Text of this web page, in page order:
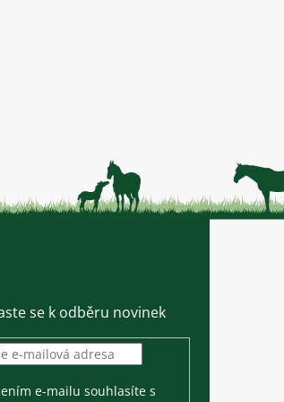
se k odběru novinek
e-mailu souhlasíte s